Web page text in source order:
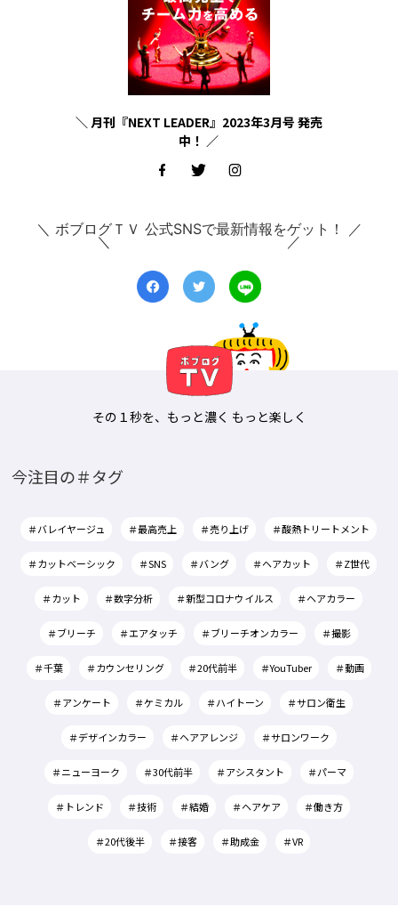
＼ 月刊『NEXT LEADER』2023年3月号 発売
中！ ／
＼ ボブログＴＶ 公式SNSで最新情報をゲット！ ／
その１秒を、もっと濃く もっと楽しく
今注目の＃タグ
＃バレイヤージュ ＃最高売上 ＃売り上げ ＃酸熱トリートメント
＃カットベーシック ＃SNS ＃バング ＃ヘアカット ＃Z世代
＃カット ＃数字分析 ＃新型コロナウイルス ＃ヘアカラー
＃ブリーチ ＃エアタッチ ＃ブリーチオンカラー ＃撮影
＃千葉 ＃カウンセリング ＃20代前半 ＃YouTuber ＃動画
＃アンケート ＃ケミカル ＃ハイトーン ＃サロン衛生
＃デザインカラー ＃ヘアアレンジ ＃サロンワーク
＃ニューヨーク ＃30代前半 ＃アシスタント ＃パーマ
＃トレンド ＃技術 ＃結婚 ＃ヘアケア ＃働き方
＃20代後半 ＃接客 ＃助成金 ＃VR